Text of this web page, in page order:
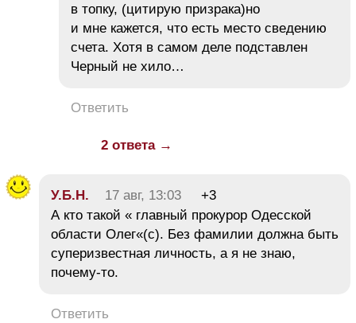
в топку, (цитирую призрака)но
и мне кажется, что есть место сведению
счета. Хотя в самом деле подставлен
Черный не хило…
Ответить
2 ответа →
У.Б.Н. 17 авг, 13:03
+3
А кто такой « главный прокурор Одесской
области Олег«(с). Без фамилии должна быть
суперизвестная личность, а я не знаю,
почему-то.
Ответить